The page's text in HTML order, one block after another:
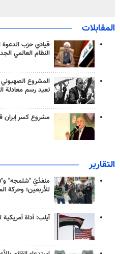
المقابلات
قيادي حزب الدعوة
النظام العالمي
المشروع الصهيوني
تعيد رسم معادلة
مشروع كسر إيران
التقارير
منفذَيّ "شلمجه"
للأربعين؛ وحركة
آيلب: أداة